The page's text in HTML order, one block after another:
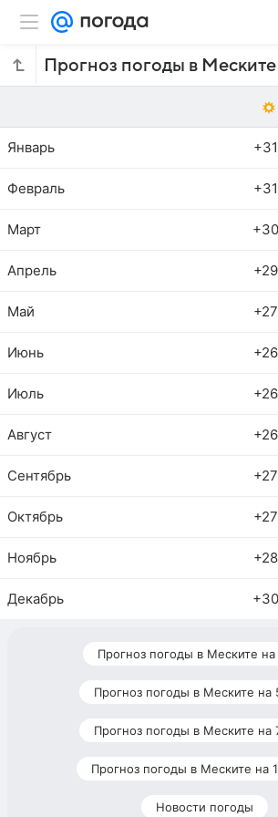
Январь
Февраль
Март
Апрель
Май
Июнь
Июль
Август
Сентябрь
Октябрь
Ноябрь
Декабрь
Прогноз погоды в Меските
Прогноз погоды в Меските на
Прогноз погоды в Меските на
Прогноз погоды в Меските на
Новости погоды